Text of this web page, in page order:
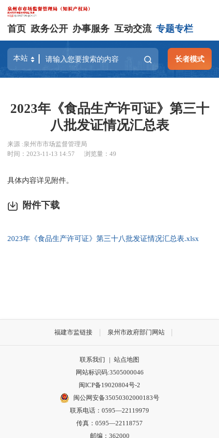
首页 政务公开 办事服务 互动交流 专题专栏
长者模式
2023年《食品生产许可证》第三十
八批发证情况汇总表
来源 :泉州市市场监督管理局
时间：2023-11-13 14:57
浏览量：49
具体内容详见附件。
附件下载
2023年《食品生产许可证》第三十八批发证情况汇总表.xlsx
福建市监链接 泉州市政府部门网站
联系我们 | 站点地图
网站标识码:3505000046
闽ICP备19020804号-2
闽公网安备35050302000183号
联系电话：0595—22119979
传真：0595—22118757
邮编：362000